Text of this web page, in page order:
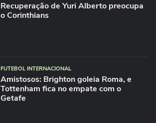
Recuperação de Yuri Alberto preocupa
o Corinthians
FUTEBOL INTERNACIONAL
Amistosos: Brighton goleia Roma, e
Tottenham fica no empate com o
Getafe